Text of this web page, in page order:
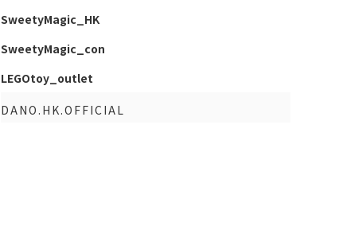
SweetyMagic_HK
SweetyMagic_con
LEGOtoy_outlet
DANO.HK.OFFICIAL